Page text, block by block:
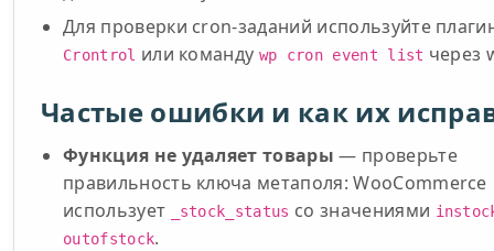
Для проверки cron-заданий используйте
Crontrol или команду wp cron event list через
Частые ошибки и как их
Функция не удаляет товары — проверьте
правильность ключа метаполя: WooCommerce
использует
_stock_status со значениями
outofstock.